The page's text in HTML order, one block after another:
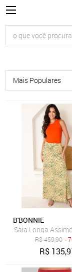
B'BONNIE
Saia Longa
R$459,90 -
R$